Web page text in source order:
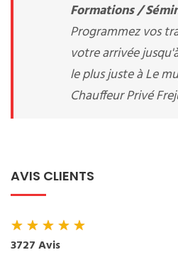
Formations /
Programmez vos
votre arrivée
le plus juste à Le
Chauffeur Privé
AVIS CLIENTS
★★★★★
3727 Avis